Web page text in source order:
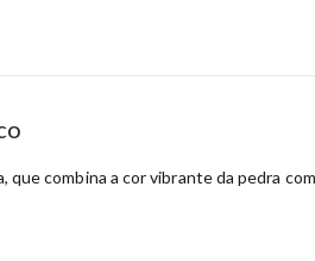
combina a cor vibrante da pedra